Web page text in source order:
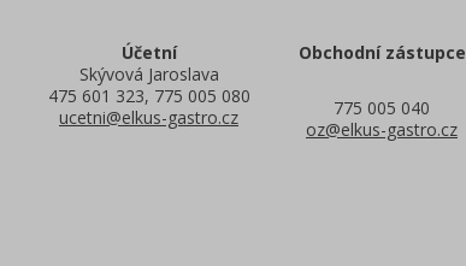
Účetní
Skývová Jaroslava
475 601 323, 775 005 080
ucetni@elkus-gastro.cz
Obchodní zástupce
775 005 040
oz@elkus-gastro.cz